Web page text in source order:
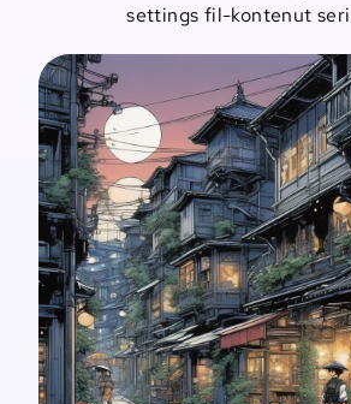
settings fil-kontenut